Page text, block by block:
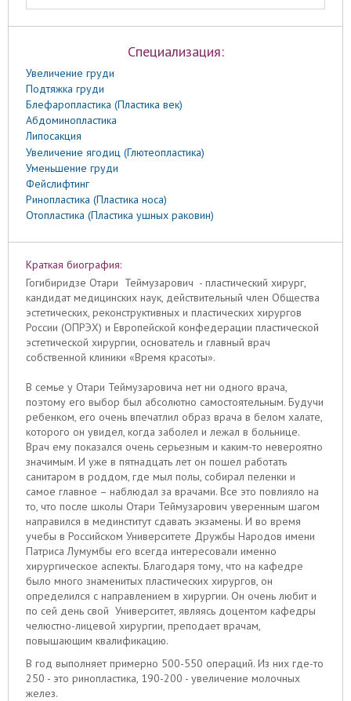
Специализация:
Увеличение груди
Подтяжка груди
Блефаропластика (Пластика век)
Абдоминопластика
Липосакция
Увеличение ягодиц (Глютеопластика)
Уменьшение груди
Фейслифтинг
Ринопластика (Пластика носа)
Отопластика (Пластика ушных раковин)
Краткая биография:
Гогибиридзе Отари Теймузарович - пластический хирург,
кандидат медицинских наук, действительный член Общества
эстетических, реконструктивных и пластических хирургов
России (ОПРЭХ) и Европейской конфедерации пластической
эстетической хирургии, основатель и главный врач
собственной клиники «Время красоты».
В семье у Отари Теймузаровича нет ни одного врача,
поэтому его выбор был абсолютно самостоятельным. Будучи
ребенком, его очень впечатлил образ врача в белом халате,
которого он увидел, когда заболел и лежал в больнице.
Врач ему показался очень серьезным и каким-то невероятно
значимым. И уже в пятнадцать лет он пошел работать
санитаром в роддом, где мыл полы, собирал пеленки и
самое главное – наблюдал за врачами. Все это повлияло на
то, что после школы Отари Теймузарович уверенным шагом
направился в мединститут сдавать экзамены. И во время
учебы в Российском Университете Дружбы Народов имени
Патриса Лумумбы его всегда интересовали именно
хирургическое аспекты. Благодаря тому, что на кафедре
было много знаменитых пластических хирургов, он
определился с направлением в хирургии. Он очень любит и
по сей день свой Университет, являясь доцентом кафедры
челюстно-лицевой хирургии, преподает врачам,
повышающим квалификацию.
В год выполняет примерно 500-550 операций. Из них где-то
250 - это ринопластика, 190-200 - увеличение молочных
желез.